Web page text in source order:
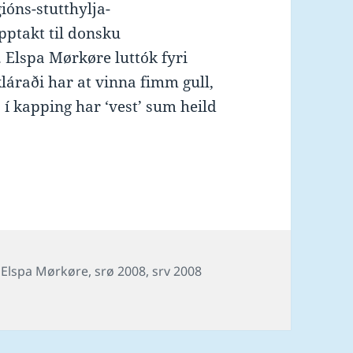
stutthylja-
til donsku
Mørkøre luttók fyri
har at vinna fimm gull,
har ‘vest’ sum heild
Tags
Elspa Mørkøre, srø 2008, srv 2008